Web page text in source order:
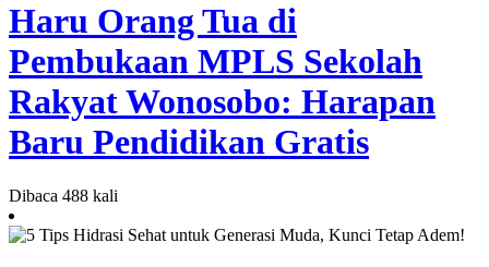
Haru Orang Tua di
Pembukaan MPLS Sekolah
Rakyat Wonosobo: Harapan
Baru Pendidikan Gratis
Dibaca 488 kali